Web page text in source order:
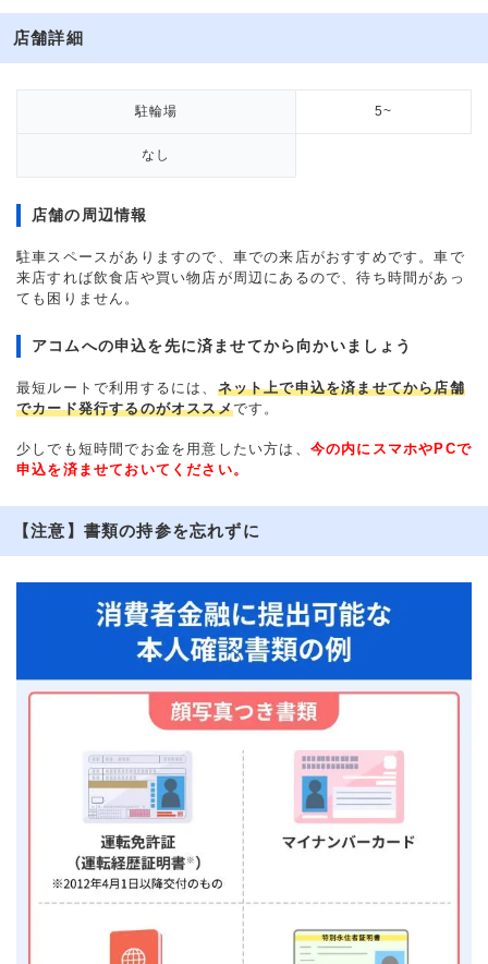
店舗詳細
駐輪場 5~
なし
店舗の周辺情報
駐車スペースがありますので、車での来店がおすすめです。車で
来店すれば飲食店や買い物店が周辺にあるので、待ち時間があっ
ても困りません。
アコムへの申込を先に済ませてから向かいましょう
最短ルートで利用するには、 ネット上で申込を済ませてから店舗
でカード発行するのがオススメです。
少しでも短時間でお金を用意したい方は、 今の内にスマホやPCで
申込を済ませておいてください。
【注意】書類の持参を忘れずに